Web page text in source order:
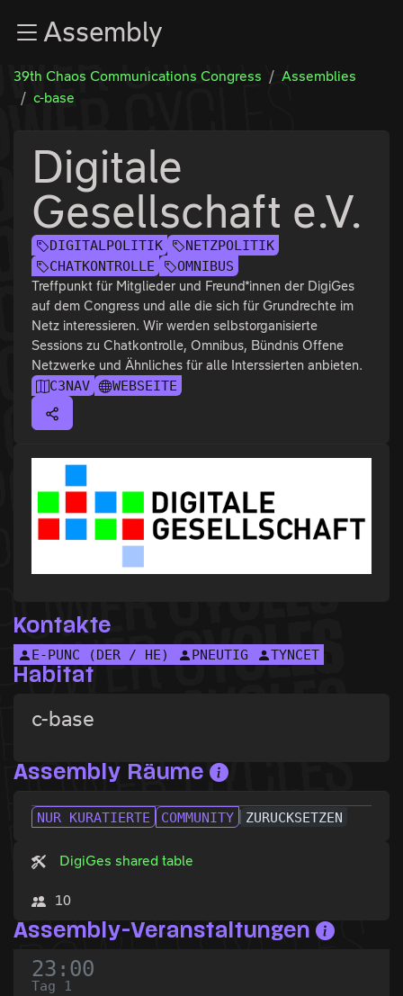
Zum InhaltAssembly
39th Chaos Communications Congress
Assemblies
c-base
Digitale
Gesellschaft e.V.
DIGITALPOLITIK
NETZPOLITIK
CHATKONTROLLE
OMNIBUS
Treffpunkt für Mitglieder und Freund*innen der DigiGes
auf dem Congress und alle die sich für Grundrechte im
Netz interessieren. Wir werden selbstorganisierte
Sessions zu Chatkontrolle, Omnibus, Bündnis Offene
Netzwerke und Ähnliches für alle Interssierten anbieten.
C3NAV WEBSEITE
Kontakte
E-PUNC (DER / HE) PNEUTIG TYNCET
Habitat
c-base
Assembly Räume
NUR KURATIERTE COMMUNITY ZURÜCKSETZEN
DigiGes shared table
10
Assembly-Veranstaltungen
23:00
Tag 1